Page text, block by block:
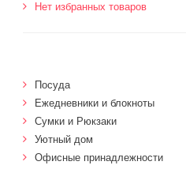
Нет избранных товаров
Посуда
Ежедневники и блокноты
Сумки и Рюкзаки
Уютный дом
Офисные принадлежности